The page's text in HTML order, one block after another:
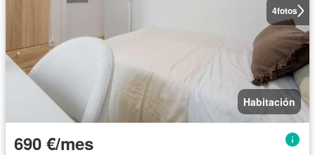
4fotos
Habitación
690 €/mes